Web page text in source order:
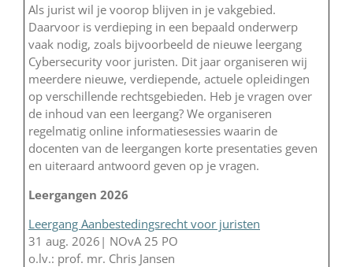
Als jurist wil je voorop blijven in je vakgebied.
Daarvoor is verdieping in een bepaald onderwerp
vaak nodig, zoals bijvoorbeeld de nieuwe leergang
Cybersecurity voor juristen. Dit jaar organiseren wij
meerdere nieuwe, verdiepende, actuele opleidingen
op verschillende rechtsgebieden. Heb je vragen over
de inhoud van een leergang? We organiseren
regelmatig online informatiesessies waarin de
docenten van de leergangen korte presentaties geven
en uiteraard antwoord geven op je vragen.
Leergangen 2026
Leergang Aanbestedingsrecht voor juristen
31 aug. 2026| NOvA 25 PO
o.lv.: prof. mr. Chris Jansen